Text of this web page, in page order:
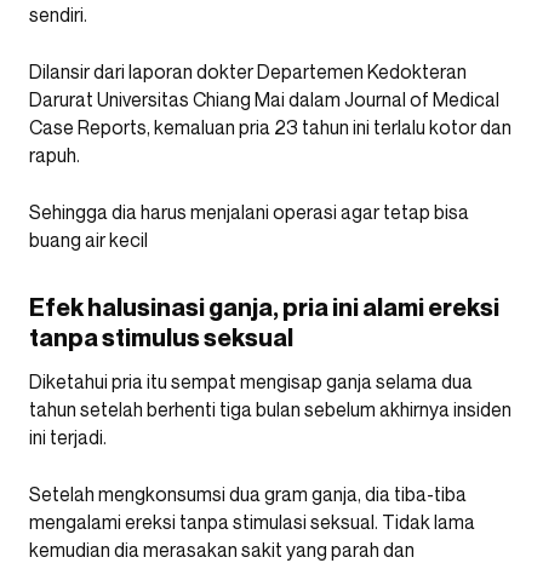
sendiri.
Dilansir dari laporan dokter Departemen Kedokteran
Darurat Universitas Chiang Mai dalam Journal of Medical
Case Reports, kemaluan pria 23 tahun ini terlalu kotor dan
rapuh.
Sehingga dia harus menjalani operasi agar tetap bisa
buang air kecil
Efek halusinasi ganja, pria ini alami ereksi
tanpa stimulus seksual
Diketahui pria itu sempat mengisap ganja selama dua
tahun setelah berhenti tiga bulan sebelum akhirnya insiden
ini terjadi.
Setelah mengkonsumsi dua gram ganja, dia tiba-tiba
mengalami ereksi tanpa stimulasi seksual. Tidak lama
kemudian dia merasakan sakit yang parah dan